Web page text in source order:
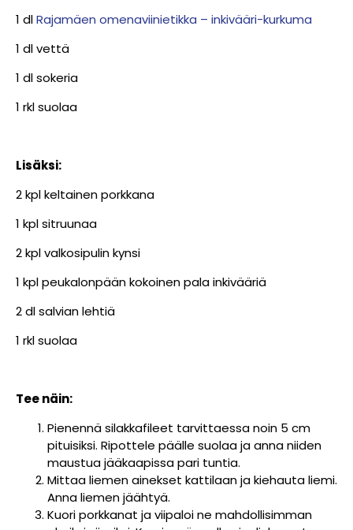
1 dlRajamäen omenaviinietikka – inkivääri-kurkuma
1 dl vettä
1 dl sokeria
1 rkl suolaa
Lisäksi:
2 kpl keltainen porkkana
1 kpl sitruunaa
2 kpl valkosipulin kynsi
1 kpl peukalonpään kokoinen pala inkivääriä
2 dl salvian lehtiä
1 rkl suolaa
Tee näin:
Pienennä silakkafileet tarvittaessa noin 5 cm
pituisiksi. Ripottele päälle suolaa ja anna niiden
maustua jääkaapissa pari tuntia.
Mittaa liemen ainekset kattilaan ja kiehauta liemi.
Anna liemen jäähtyä.
Kuori porkkanat ja viipaloi ne mahdollisimman